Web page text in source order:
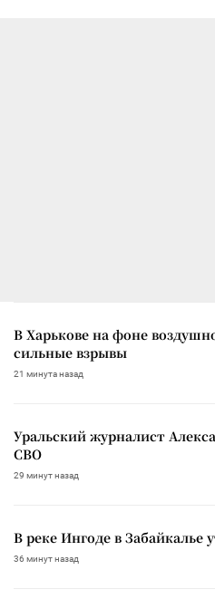
В Харькове на фоне
сильные взрывы
21 минута назад
Уральский журналист
СВО
29 минут назад
В реке Ингоде в Забайкалье
36 минут назад